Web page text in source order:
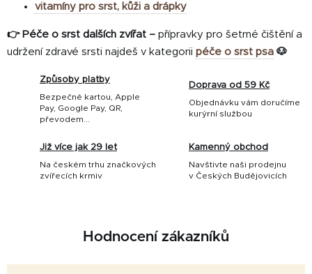
vitamíny pro srst, kůži a drápky
👉 Péče o srst dalších zvířat – přípravky pro šetrné čištění a
udržení zdravé srsti najdeš v kategorii péče o srst psa 🐶
Způsoby platby
Bezpečné kartou, Apple
Pay, Google Pay, QR,
převodem...
Doprava od 59 Kč
Objednávku vám doručíme
kurýrní službou
Již více jak 29 let
Na českém trhu značkových
zvířecích krmiv
Kamenný obchod
Navštivte naši prodejnu
v Českých Budějovicích
Hodnocení zákazníků